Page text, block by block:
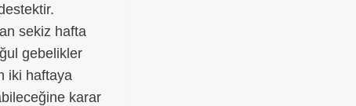
sekiz hafta
gebelikler
iki haftaya
karar